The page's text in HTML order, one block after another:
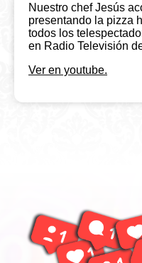
Nuestro chef Jesús
presentando la pizza
todos los
en Radio Televisión
Ver en youtube.